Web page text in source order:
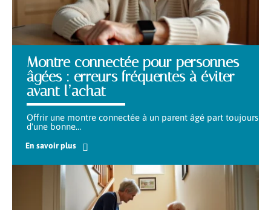
Montre connectée pour personnes
âgées : erreurs fréquentes à éviter
avant l’achat
Offrir une montre connectée à un parent âgé part toujours
d'une bonne…
En savoir plus